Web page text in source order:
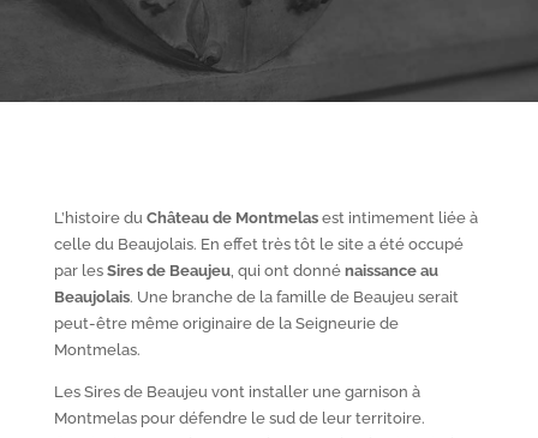
L’histoire duChâteau de Montmelasest intimement liée à
celle du Beaujolais. En effet très tôt le site a été occupé
par les Sires de Beaujeu, qui ont donné naissance au
Beaujolais. Une branche de la famille de Beaujeu serait
peut-être même originaire de la Seigneurie de
Montmelas.
Les Sires de Beaujeu vont installer une garnison à
Montmelas pour défendre le sud de leur territoire.